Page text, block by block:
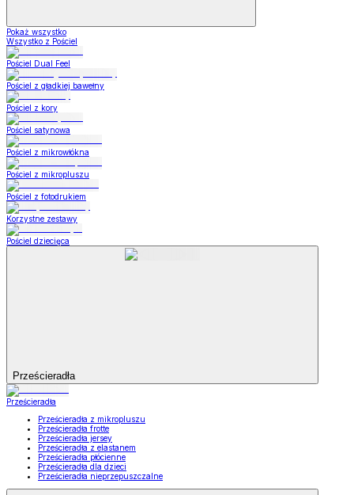
Pokaż wszystko
Wszystko z Pościel
Pościel Dual Feel
Pościel z gładkiej bawełny
Pościel z kory
Pościel satynowa
Pościel z mikrowłókna
Pościel z mikropluszu
Pościel z fotodrukiem
Korzystne zestawy
Pościel dziecięca
Prześcieradła
Prześcieradła
Prześcieradła z mikropluszu
Prześcieradła frotte
Prześcieradła jersey
Prześcieradła z elastanem
Prześcieradła płócienne
Prześcieradła dla dzieci
Prześcieradła nieprzepuszczalne